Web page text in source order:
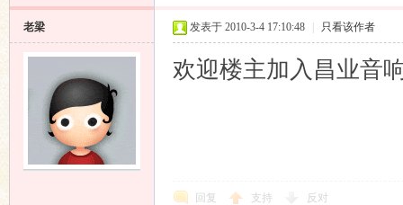
老梁 发表于 2010-3-4 17:10:48 只看该作者
欢迎楼主加入昌业音
回复 支持 反对